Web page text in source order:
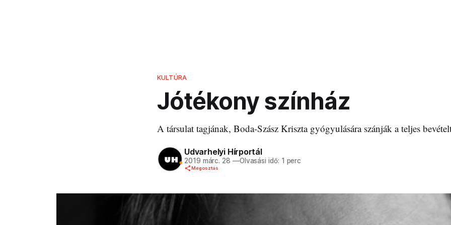
KULTÚRA
Jótékony színház
A társulat tagjának, Boda-Szász Kriszta gyógyulására szánják a teljes
Udvarhelyi Hírportál
2019 márc. 28 —Olvasási idő: 1 perc
Megosztás